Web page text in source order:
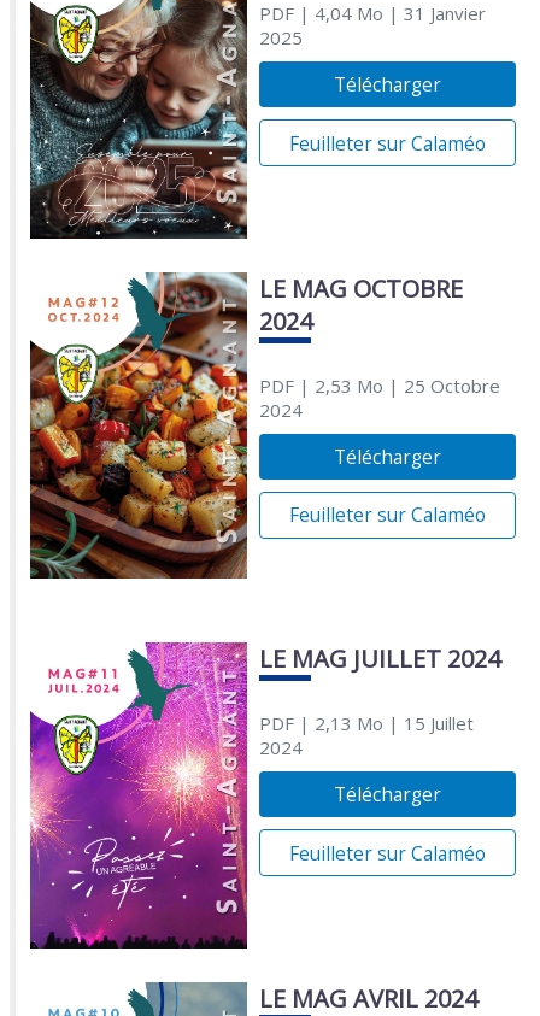
PDF| 4,04 Mo | 31 Janvier
2025
Télécharger
Feuilleter sur Calaméo
LE MAG OCTOBRE
2024
PDF| 2,53 Mo | 25 Octobre
2024
Télécharger
Feuilleter sur Calaméo
LE MAG JUILLET 2024
PDF| 2,13 Mo | 15 Juillet
2024
Télécharger
Feuilleter sur Calaméo
LE MAG AVRIL 2024